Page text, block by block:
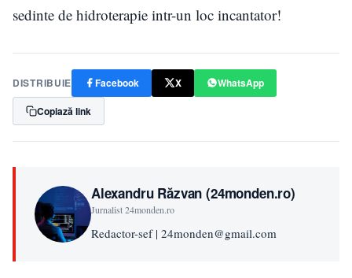
sedinte de hidroterapie intr-un loc incantator!
DISTRIBUIE Facebook X
WhatsApp
Copiază link
Alexandru Răzvan (24monden.ro)
Jurnalist 24monden.ro
Redactor-sef | 24monden@gmail.com